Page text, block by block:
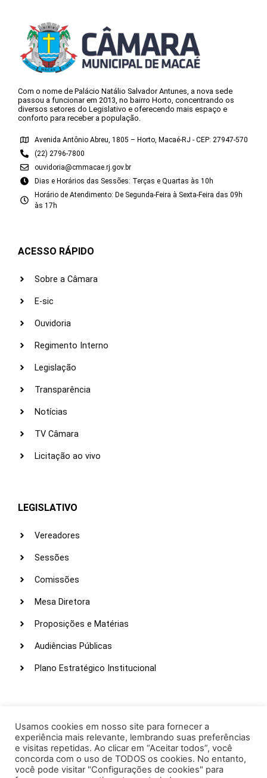
Com o nome de Palácio Natálio Salvador Antunes, a nova sede
passou a funcionar em 2013, no bairro Horto, concentrando os
diversos setores do Legislativo e oferecendo mais espaço e
conforto para receber a população.
Avenida Antônio Abreu, 1805 – Horto, Macaé-RJ - CEP: 27947-570
(22) 2796-7800
ouvidoria@cmmacae.rj.gov.br
Dias e Horários das Sessões: Terças e Quartas às 10h
Horário de Atendimento: De Segunda-Feira à Sexta-Feira das 09h
às 17h
ACESSO RÁPIDO
Sobre a Câmara
E-sic
Ouvidoria
Regimento Interno
Legislação
Transparência
Notícias
TV Câmara
Licitação ao vivo
LEGISLATIVO
Vereadores
Sessões
Comissões
Mesa Diretora
Proposições e Matérias
Audiências Públicas
Plano Estratégico Institucional
Webmail
Intranet
Administração
Usamos cookies em nosso site para fornecer a
experiência mais relevante, lembrando suas preferências
e visitas repetidas. Ao clicar em “Aceitar todos”, você
concorda com o uso de TODOS os cookies. No entanto,
você pode visitar "Configurações de cookies" para